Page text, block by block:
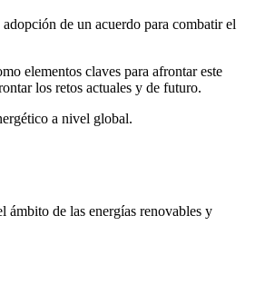
de un acuerdo para combatir el
elementos claves para afrontar este
los retos actuales y de futuro.
a nivel global.
ámbito de las energías renovables y